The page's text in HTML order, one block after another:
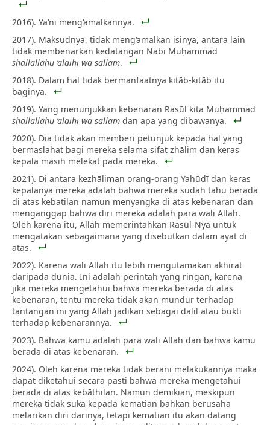
2016). Ya‘ni meng‘amalkannya.
2017). Maksudnya, tidak meng‘amalkan isinya, antara lain
tidak membenarkan kedatangan Nabi Muḥammad
shallallāhu ‘alaihi wa sallam.
2018). Dalam hal tidak bermanfaatnya kitāb-kitāb itu
baginya.
2019). Yang menunjukkan kebenaran Rasūl kita Muḥammad
shallallāhu ‘alaihi wa sallam dan apa yang dibawanya.
2020). Dia tidak akan memberi petunjuk kepada hal yang
bermaslahat bagi mereka selama sifat zhālim dan keras
kepala masih melekat pada mereka.
2021). Di antara kezhāliman orang-orang Yahūdī dan keras
kepalanya mereka adalah bahwa mereka sudah tahu berada
di atas kebatilan namun menyangka di atas kebenaran dan
menganggap bahwa diri mereka adalah para wali Allah.
Oleh karena itu, Allah memerintahkan Rasūl-Nya untuk
mengatakan sebagaimana yang disebutkan dalam ayat di
atas.
2022). Karena wali Allah itu lebih mengutamakan akhirat
daripada dunia. Ini adalah perintah yang ringan, karena
jika mereka mengetahui bahwa mereka berada di atas
kebenaran, tentu mereka tidak akan mundur terhadap
tantangan ini yang Allah jadikan sebagai dalil atau bukti
terhadap kebenarannya.
2023). Bahwa kamu adalah para wali Allah dan bahwa kamu
berada di atas kebenaran.
2024). Oleh karena mereka tidak berani melakukannya maka
dapat diketahui secara pasti bahwa mereka mengetahui
berada di atas kebāthilan. Namun demikian, meskipun
mereka tidak suka kepada kematian bahkan berusaha
melarikan diri darinya, tetapi kematian itu akan datang